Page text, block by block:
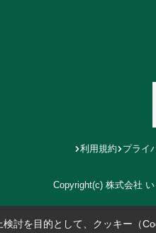
利用規約 プライ
Copyright(c) 株式会社
討を目的として、クッキー（